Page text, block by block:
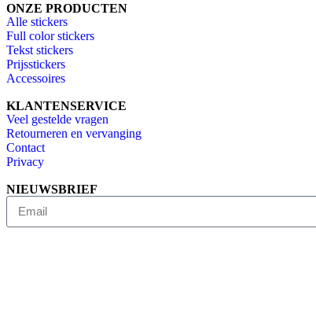
ONZE PRODUCTEN
Alle stickers
Full color stickers
Tekst stickers
Prijsstickers
Accessoires
KLANTENSERVICE
Veel gestelde vragen
Retourneren en vervanging
Contact
Privacy
NIEUWSBRIEF